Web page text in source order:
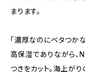
まります。
「濃厚なのにベタつか
高保湿でありながら、
つきをカット。海上が